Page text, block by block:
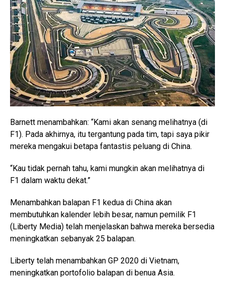
Barnett menambahkan: “Kami akan senang melihatnya (di
F1). Pada akhirnya, itu tergantung pada tim, tapi saya pikir
mereka mengakui betapa fantastis peluang di China.
“Kau tidak pernah tahu, kami mungkin akan melihatnya di
F1 dalam waktu dekat.”
Menambahkan balapan F1 kedua di China akan
membutuhkan kalender lebih besar, namun pemilik F1
(Liberty Media) telah menjelaskan bahwa mereka bersedia
meningkatkan sebanyak 25 balapan.
Liberty telah menambahkan GP 2020 di Vietnam,
meningkatkan portofolio balapan di benua Asia.